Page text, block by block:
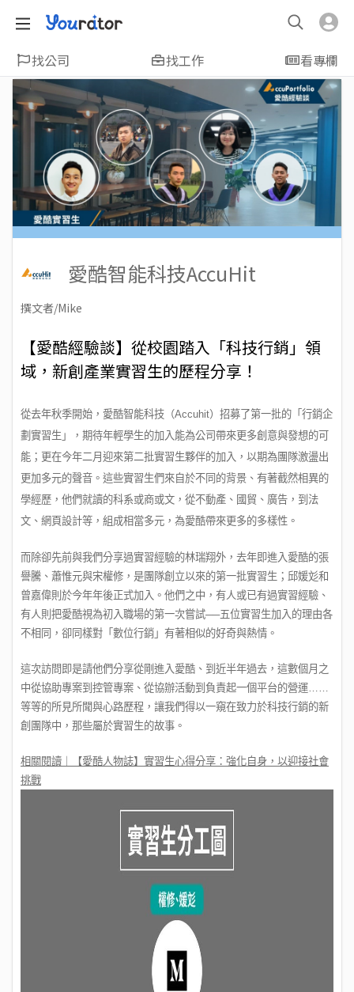
找公司 找工作 看專欄
愛酷智能科技AccuHit
撰文者/Mike
【愛酷經驗談】從校園踏入「科技行銷」領
域，新創產業實習生的歷程分享！
從去年秋季開始，愛酷智能科技（Accuhit）招募了第一批的「行銷企
劃實習生」，期待年輕學生的加入能為公司帶來更多創意與發想的可
能；更在今年二月迎來第二批實習生夥伴的加入，以期為團隊激盪出
更加多元的聲音。這些實習生們來自於不同的背景、有著截然相異的
學經歷，他們就讀的科系或商或文，從不動產、國貿、廣告，到法
文、網頁設計等，組成相當多元，為愛酷帶來更多的多樣性。
而除卻先前與我們分享過實習經驗的林瑞翔外，去年即進入愛酷的張
譽騰、蕭惟元與宋權修，是團隊創立以來的第一批實習生；邱媛彣和
曾嘉偉則於今年年後正式加入。他們之中，有人或已有過實習經驗、
有人則把愛酷視為初入職場的第一次嘗試──五位實習生加入的理由各
不相同，卻同樣對「數位行銷」有著相似的好奇與熱情。
這次訪問即是請他們分享從剛進入愛酷、到近半年過去，這數個月之
中從協助專案到控管專案、從協辦活動到負責起一個平台的營運……
等等的所見所聞與心路歷程，讓我們得以一窺在致力於科技行銷的新
創團隊中，那些屬於實習生的故事。
相關閱讀｜【愛酷人物誌】實習生心得分享：強化自身，以迎接社會
挑戰